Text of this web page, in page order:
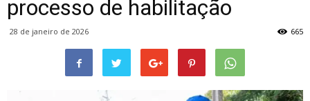
processo de habilitação
28 de janeiro de 2026 665